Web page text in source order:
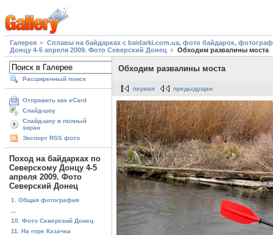
Галерея
Сплавы на байдарках с baidarki.com.ua, фото байдарок,
Донцу 4-5 апреля 2009. Фото Северский Донец
Обходим развалины моста
Расширенный поиск
Отправить как eCard
Слайд-шоу
Слайд-шоу в полный
экран
Экспорт RSS фото
Поход на байдарках по
Северскому Донцу 4-5
апреля 2009. Фото
Северский Донец
1. Общая фотография
10. Фото Северский Донец
11. На горе Казачка
Обходим развалины моста
первая предыдущая